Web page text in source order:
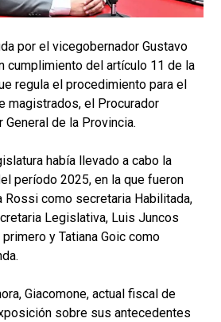
por el vicegobernador Gustavo
cumplimiento del artículo 11 de la
regula el procedimiento para el
magistrados, el Procurador
de la Provincia.
había llevado a cabo la
período 2025, en la que fueron
como secretaria Habilitada,
Legislativa, Luis Juncos
y Tatiana Goic como
Giacomone, actual fiscal de
sobre sus antecedentes